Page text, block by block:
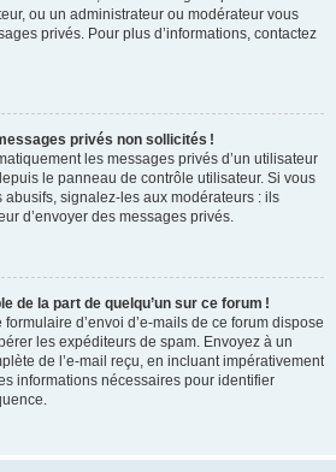
ou un administrateur ou modérateur vous
privés. Pour plus d’informations, contactez
privés non sollicités !
les messages privés d’un utilisateur
le panneau de contrôle utilisateur. Si vous
signalez-les aux modérateurs : ils
d’envoyer des messages privés.
de la part de quelqu’un sur ce forum !
d’envoi d’e-mails de ce forum dispose
les expéditeurs de spam. Envoyez à un
de l’e-mail reçu, en incluant impérativement
informations nécessaires pour identifier